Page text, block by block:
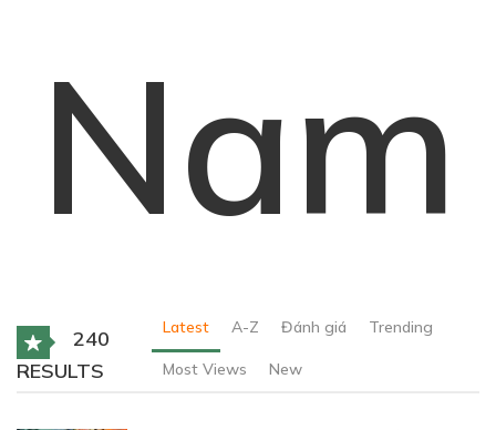
Nam
240
RESULTS
Latest A-Z Đánh giá Trending
Most Views New